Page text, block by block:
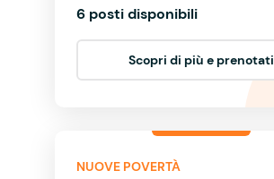
6 posti disponibili
Scopri di più e prenotati
NUOVE POVERTÀ